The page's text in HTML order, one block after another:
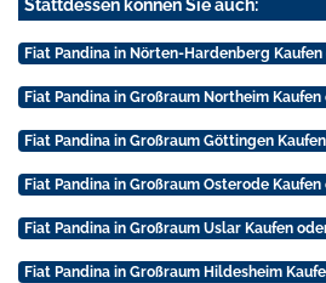
Stattdessen können Sie auch:
Fiat Pandina in Nörten-Hardenberg
Fiat Pandina in Großraum Northeim
Fiat Pandina in Großraum Göttingen
Fiat Pandina in Großraum Osterode
Fiat Pandina in Großraum Uslar Kaufen
Fiat Pandina in Großraum Hildesheim